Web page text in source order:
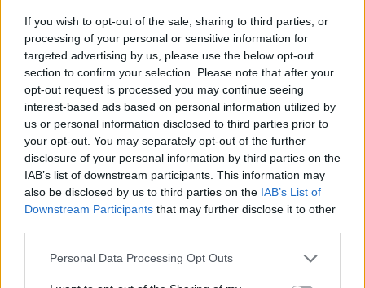
If you wish to opt-out of the sale, sharing to third parties, or
processing of your personal or sensitive information for
targeted advertising by us, please use the below opt-out
section to confirm your selection. Please note that after your
opt-out request is processed you may continue seeing
interest-based ads based on personal information utilized by
us or personal information disclosed to third parties prior to
your opt-out. You may separately opt-out of the further
disclosure of your personal information by third parties on the
IAB’s list of downstream participants. This information may
also be disclosed by us to third parties on the IAB’s List of
Downstream Participants that may further disclose it to other
Personal Data Processing Opt Outs
„respektabiliai moteriškos“ Mikaelos ir
vyriško Eskamiljo – veikėjų, kurie nepasirodo
Prospero Mérimée apysakoje, – vaidmenis
arba įvertinti šeimos svarbą (pirmiausia
motinos įtaką Chosė).